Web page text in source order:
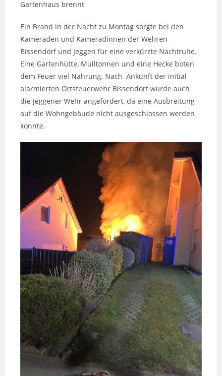
Gartenhaus brennt
Ein Brand in der Nacht zu Montag sorgte bei den
Kameraden und Kameradinnen der Wehren
Bissendorf und Jeggen für eine verkürzte Nachtruhe.
Eine Gartenhütte, Mülltonnen und eine Hecke boten
dem Feuer viel Nahrung. Nach Ankunft der initial
alarmierten Ortsfeuerwehr Bissendorf wurde auch
die Jeggener Wehr angefordert, da eine Ausbreitung
auf die Wohngebäude nicht ausgeschlossen werden
konnte.